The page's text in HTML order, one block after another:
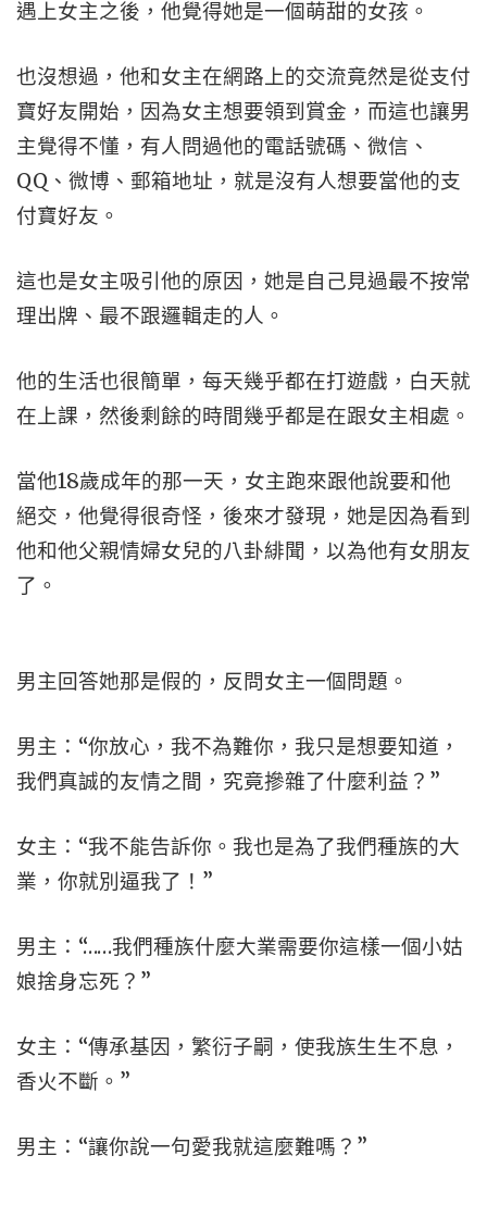
遇上女主之後，他覺得她是一個萌甜的女孩。
也沒想過，他和女主在網路上的交流竟然是從支付
寶好友開始，因為女主想要領到賞金，而這也讓男
主覺得不懂，有人問過他的電話號碼、微信、
QQ、微博、郵箱地址，就是沒有人想要當他的支
付寶好友。
這也是女主吸引他的原因，她是自己見過最不按常
理出牌、最不跟邏輯走的人。
他的生活也很簡單，每天幾乎都在打遊戲，白天就
在上課，然後剩餘的時間幾乎都是在跟女主相處。
當他18歲成年的那一天，女主跑來跟他說要和他
絕交，他覺得很奇怪，後來才發現，她是因為看到
他和他父親情婦女兒的八卦緋聞，以為他有女朋友
了。
男主回答她那是假的，反問女主一個問題。
男主：“你放心，我不為難你，我只是想要知道，
我們真誠的友情之間，究竟摻雜了什麼利益？”
女主：“我不能告訴你。我也是為了我們種族的大
業，你就別逼我了！”
男主：“……我們種族什麼大業需要你這樣一個小姑
娘捨身忘死？”
女主：“傳承基因，繁衍子嗣，使我族生生不息，
香火不斷。”
男主：“讓你說一句愛我就這麼難嗎？”